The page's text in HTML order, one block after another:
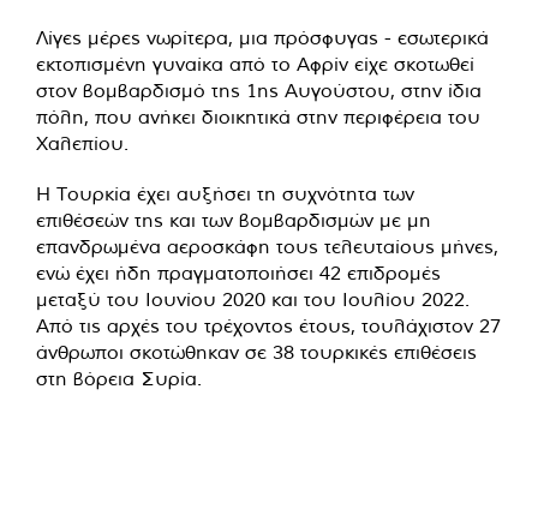
Λίγες μέρες νωρίτερα, μια πρόσφυγας - εσωτερικά
εκτοπισμένη γυναίκα από το Αφρίν είχε σκοτωθεί
στον βομβαρδισμό της 1ης Αυγούστου, στην ίδια
πόλη, που ανήκει διοικητικά στην περιφέρεια του
Χαλεπίου.
Η Τουρκία έχει αυξήσει τη συχνότητα των
επιθέσεών της και των βομβαρδισμών με μη
επανδρωμένα αεροσκάφη τους τελευταίους μήνες,
ενώ έχει ήδη πραγματοποιήσει 42 επιδρομές
μεταξύ του Ιουνίου 2020 και του Ιουλίου 2022.
Από τις αρχές του τρέχοντος έτους, τουλάχιστον 27
άνθρωποι σκοτώθηκαν σε 38 τουρκικές επιθέσεις
στη βόρεια Συρία.